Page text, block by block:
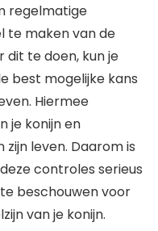
regelmatige
te maken van de
dit te doen, kun je
best mogelijke kans
Hiermee
je konijn en
leven. Daarom is
controles serieus
beschouwen voor
van je konijn.